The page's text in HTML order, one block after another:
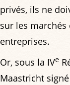
privés, ils ne
sur les
entreprises.
Or, sous la IVe
Maastricht